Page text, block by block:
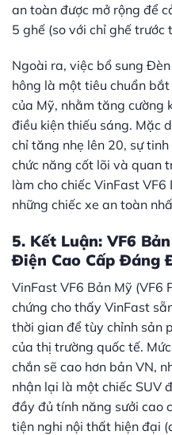
an toàn được mở rộng để
5 ghế (so với chỉ ghế trước
Ngoài ra, việc bổ sung
hông là một tiêu chuẩn
của Mỹ, nhằm tăng cường
điều kiện thiếu sáng. Mặc
chỉ tăng nhẹ lên 20, sự
chức năng cốt lõi và quan
làm cho chiếc VinFast
những chiếc xe an toàn
5. Kết Luận: VF6
Điện Cao Cấp Đáng
VinFast VF6 Bản Mỹ (VF6
chứng cho thấy VinFast
thời gian để tùy chỉnh sản
của thị trường quốc tế.
chắn sẽ cao hơn bản VN,
nhận lại là một chiếc SUV
đầy đủ tính năng sưởi cao
tiện nghi nội thất hiện đại